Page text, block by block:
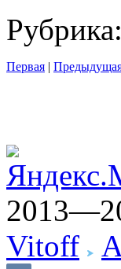
Рубрика:
Первая |
Vitoff